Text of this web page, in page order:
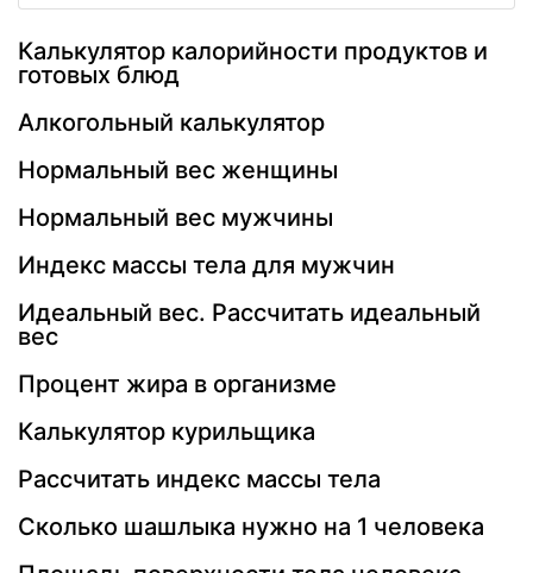
Калькулятор калорийности продуктов и
готовых блюд
Алкогольный калькулятор
Нормальный вес женщины
Нормальный вес мужчины
Индекс массы тела для мужчин
Идеальный вес. Рассчитать идеальный
вес
Процент жира в организме
Калькулятор курильщика
Рассчитать индекс массы тела
Сколько шашлыка нужно на 1 человека